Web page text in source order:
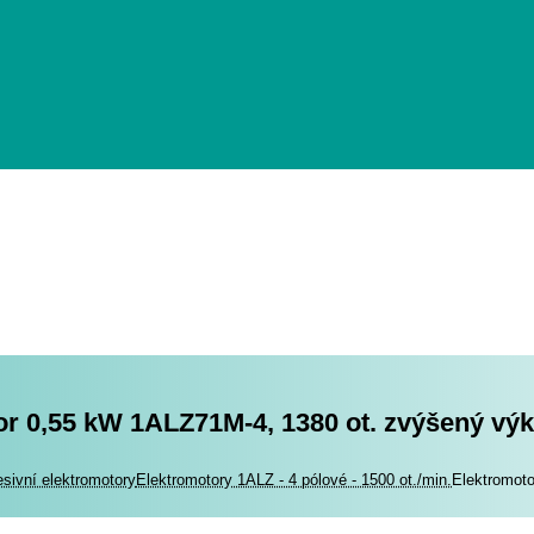
0,55 kW 1ALZ71M-4, 1380 ot. zvýšený
elektromotoryElektromotory 1ALZ - 4 pólové - 1500 ot./min.